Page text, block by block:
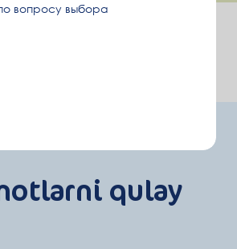
qulay
вопросу выбора